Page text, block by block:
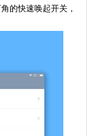
的快速唤起开关，